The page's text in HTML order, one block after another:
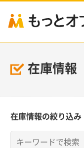
在庫情報
在庫情報の絞り込み